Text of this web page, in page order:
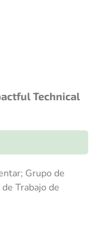
Technical
Grupo de
Trabajo de